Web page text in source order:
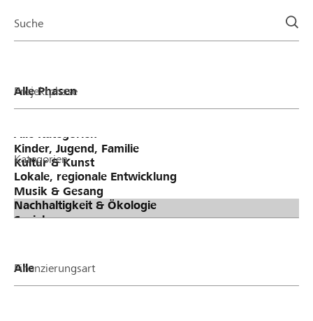
Suche
Projektphase
Kategorien
Finanzierungsart